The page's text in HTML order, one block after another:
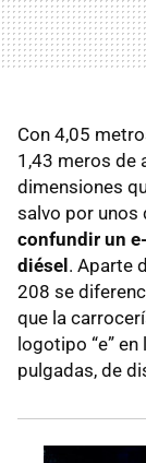
Con 4,05
1,43 meros de
dimensiones
salvo por unos
confundir un
diésel. Aparte
208 se
que la
logotipo “e”
pulgadas, de